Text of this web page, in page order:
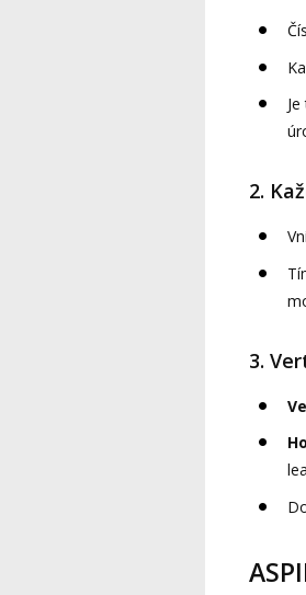
2.
3.